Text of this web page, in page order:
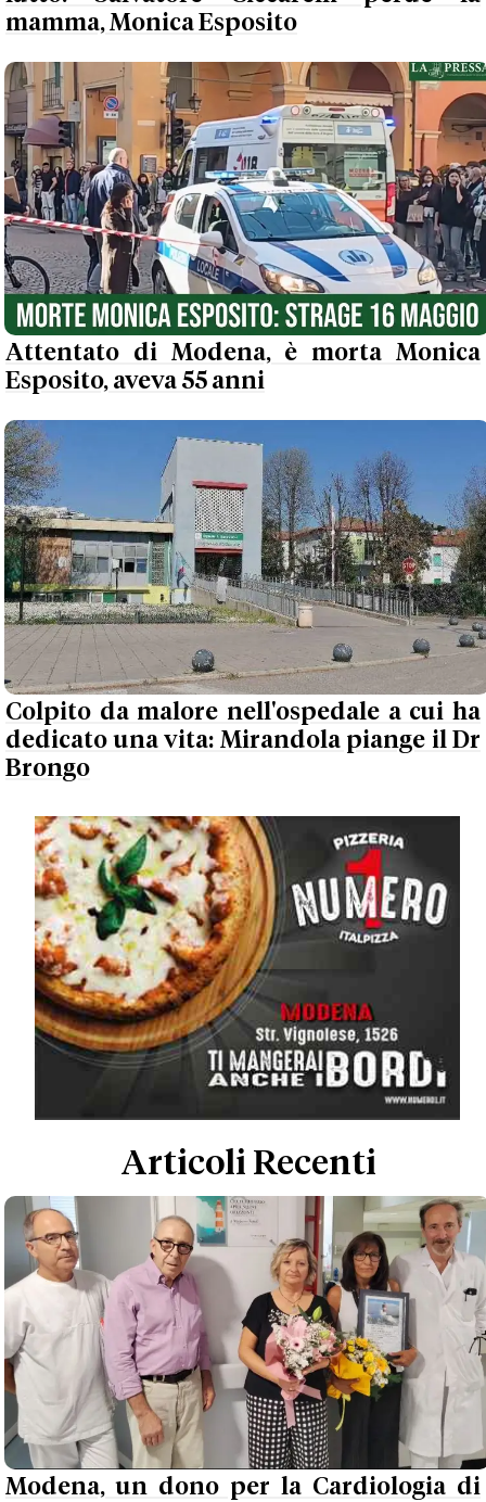
mamma, Monica Esposito
Attentato di Modena, è morta Monica
Esposito, aveva 55 anni
Colpito da malore nell'ospedale a cui ha
dedicato una vita: Mirandola piange il Dr
Brongo
Articoli Recenti
Modena, un dono per la Cardiologia di